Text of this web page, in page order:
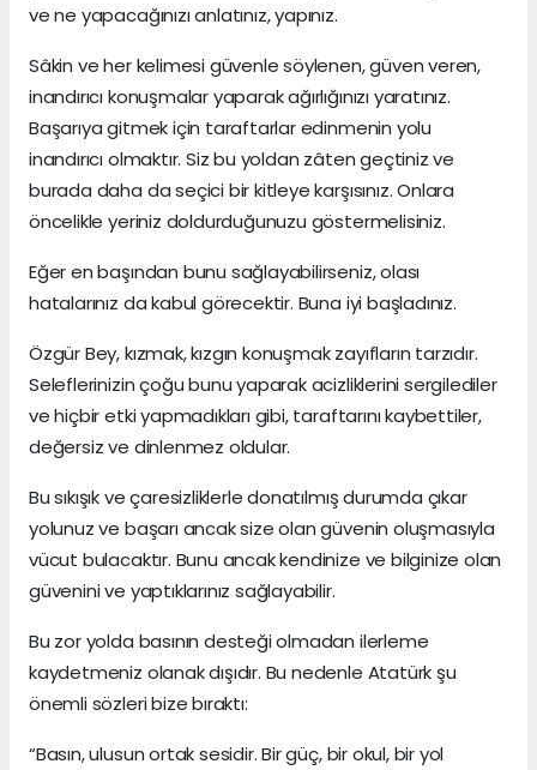
ve ne yapacağınızı anlatınız, yapınız.
Sâkin ve her kelimesi güvenle söylenen, güven veren,
inandırıcı konuşmalar yaparak ağırlığınızı yaratınız.
Başarıya gitmek için taraftarlar edinmenin yolu
inandırıcı olmaktır. Siz bu yoldan zâten geçtiniz ve
burada daha da seçici bir kitleye karşısınız. Onlara
öncelikle yeriniz doldurduğunuzu göstermelisiniz.
Eğer en başından bunu sağlayabilirseniz, olası
hatalarınız da kabul görecektir. Buna iyi başladınız.
Özgür Bey, kızmak, kızgın konuşmak zayıfların tarzıdır.
Seleflerinizin çoğu bunu yaparak acizliklerini sergilediler
ve hiçbir etki yapmadıkları gibi, taraftarını kaybettiler,
değersiz ve dinlenmez oldular.
Bu sıkışık ve çaresizliklerle donatılmış durumda çıkar
yolunuz ve başarı ancak size olan güvenin oluşmasıyla
vücut bulacaktır. Bunu ancak kendinize ve bilginize olan
güvenini ve yaptıklarınız sağlayabilir.
Bu zor yolda basının desteği olmadan ilerleme
kaydetmeniz olanak dışıdır. Bu nedenle Atatürk şu
önemli sözleri bize bıraktı:
“Basın, ulusun ortak sesidir. Bir güç, bir okul, bir yol